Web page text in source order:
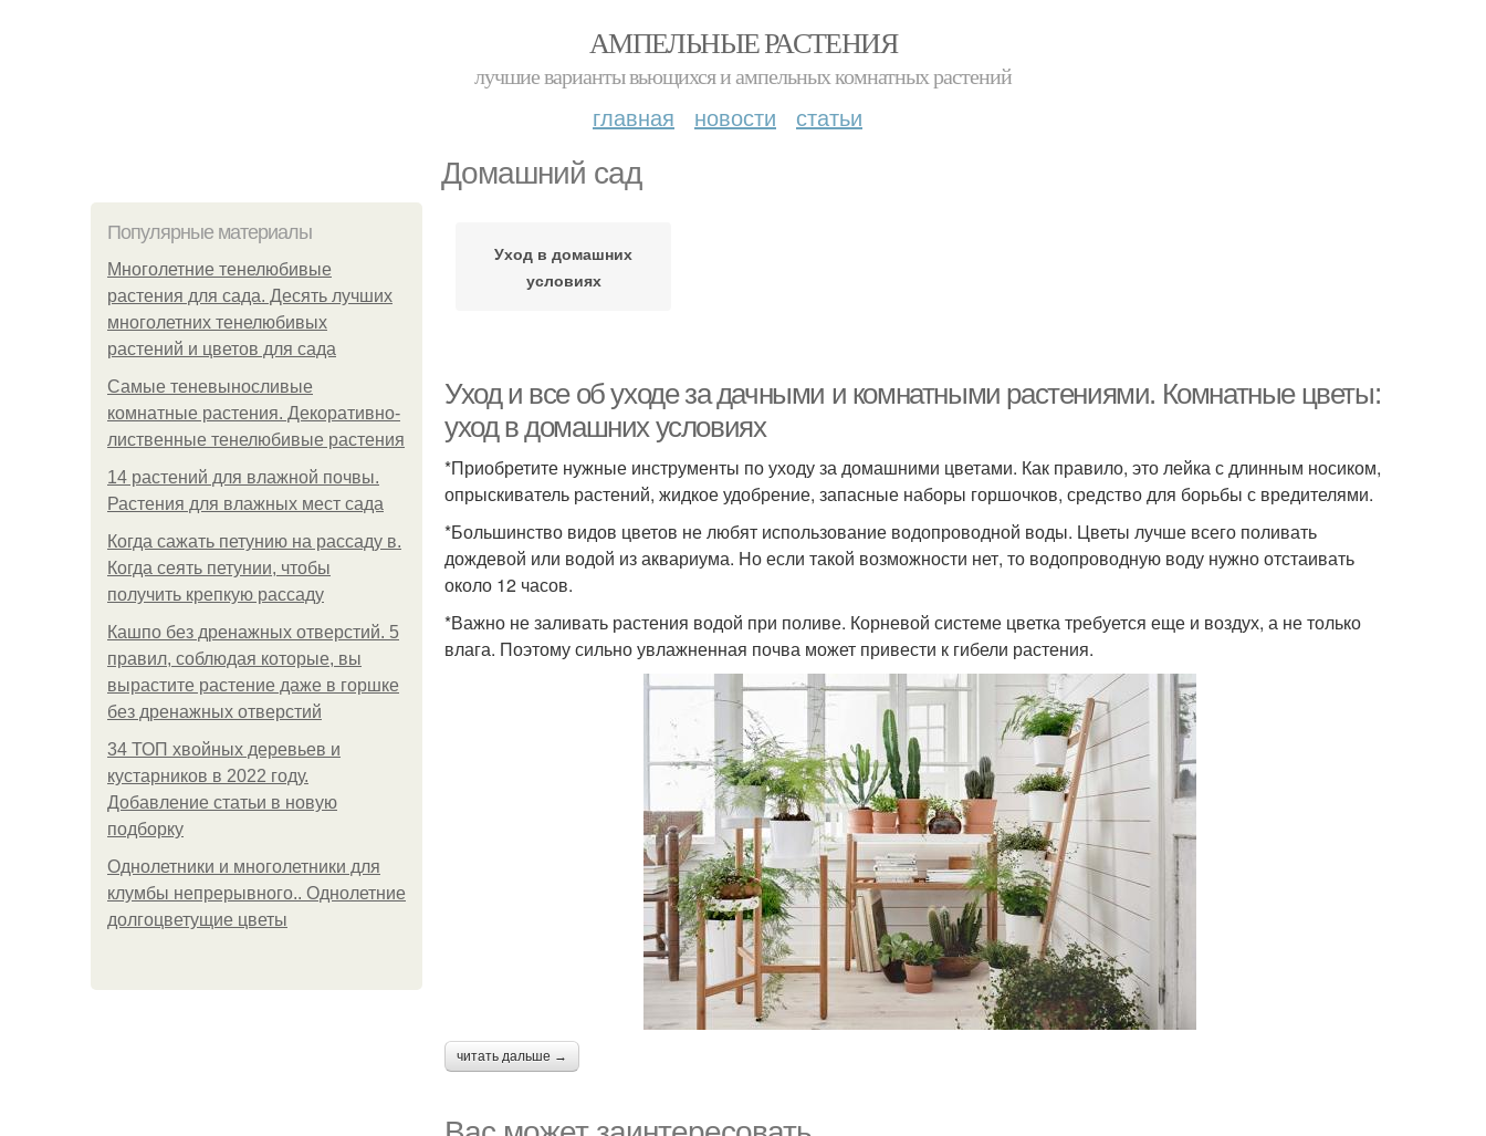
АМПЕЛЬНЫЕ РАСТЕНИЯ
лучшие варианты вьющихся и ампельных комнатных растений
главная новости статьи
Домашний сад
Популярные материалы
Многолетние тенелюбивые
растения для сада. Десять лучших
многолетних тенелюбивых
растений и цветов для сада
Самые теневыносливые
комнатные растения. Декоративно-
лиственные тенелюбивые растения
14 растений для влажной почвы.
Растения для влажных мест сада
Когда сажать петунию на рассаду в.
Когда сеять петунии, чтобы
получить крепкую рассаду
Кашпо без дренажных отверстий. 5
правил, соблюдая которые, вы
вырастите растение даже в горшке
без дренажных отверстий
34 ТОП хвойных деревьев и
кустарников в 2022 году.
Добавление статьи в новую
подборку
Однолетники и многолетники для
клумбы непрерывного.. Однолетние
долгоцветущие цветы
Уход в домашних
условиях
Уход и все об уходе за дачными и комнатными растениями. Комнатные цветы:
уход в домашних условиях
*Приобретите нужные инструменты по уходу за домашними цветами. Как правило, это лейка с длинным носиком,
опрыскиватель растений, жидкое удобрение, запасные наборы горшочков, средство для борьбы с вредителями.
*Большинство видов цветов не любят использование водопроводной воды. Цветы лучше всего поливать
дождевой или водой из аквариума. Но если такой возможности нет, то водопроводную воду нужно отстаивать
около 12 часов.
*Важно не заливать растения водой при поливе. Корневой системе цветка требуется еще и воздух, а не только
влага. Поэтому сильно увлажненная почва может привести к гибели растения.
читать дальше →